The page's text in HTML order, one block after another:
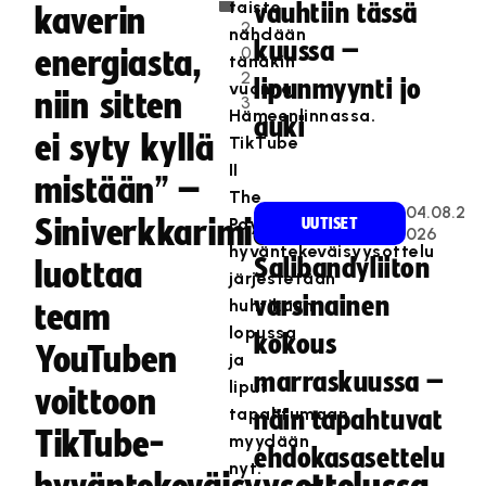
kaverin
energiasta,
niin sitten
ei syty kyllä
mistään” –
Siniverkkarimies
luottaa
team
YouTuben
voittoon
TikTube-
2
0
2
3
taisto
nähdään
tänäkin
vuonna
Hämeenlinnassa.
TikTube
II
The
Payback
hyväntekeväisyysottelu
järjestetään
huhtikuun
lopussa
ja
liput
tapahtumaan
myydään
nyt.
vauhtiin tässä
kuussa –
lipunmyynti jo
auki
UUTISET
04.08.2
026
Salibandyliiton
varsinainen
kokous
marraskuussa –
näin tapahtuvat
ehdokasasettelu